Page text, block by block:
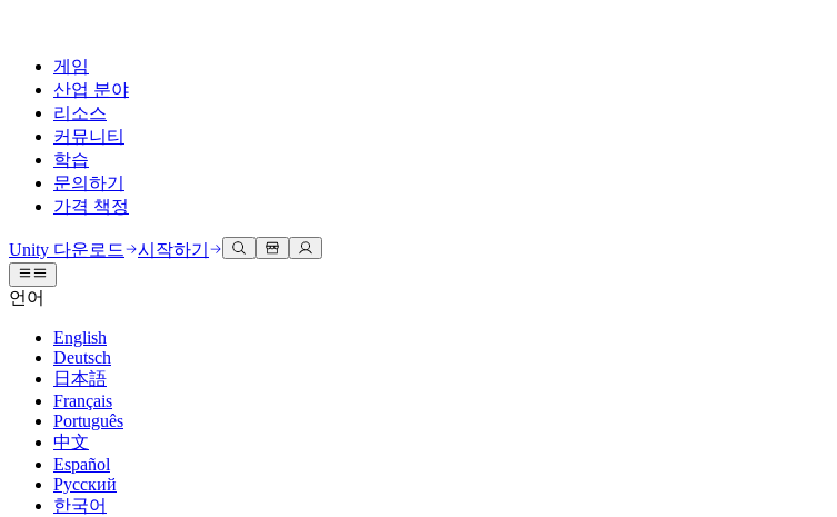
게임
산업 분야
리소스
커뮤니티
학습
문의하기
가격 책정
Unity 엔진
모든 플랫폼 위한 2D 및 3D 게임 제작
협업
팀과 함께 신속한 협업과 반복 작업을 수행하세요.
Unity 다운로드
플랜 및 가격
배포
3D 협업
실시간 3D 프로젝트 빌드 및 검토
몰입형 교육
몰입도 높은 환경 제작
고객 경험
인터랙티브 3D 경험 제작
산업 분야
기술 자료
공식 유저. '광고 지면'의 타겟 고객 매뉴얼 및 API 레퍼런스
개발자 툴
릴리스 버전 및 이슈 트래커
로드맵
예정된 기능 검토
토론
토론, 문제 해결, 소통
이벤트
글로벌 이벤트 및 현지 이벤트
커뮤니티 사례
Made with Unity
Unity 크리에이터 소개
Unity Learn
무료로 Unity 기술 마스터
전문 교육
Unity 강사와 함께 팀의 역량을 강화하세요
Unity 처음 사용하시나요
시작하기
학습 시작하기
도움 받기
성공을 위한 Unity
Success 플랜
전문가 지원을 통해 더 빠르게 목표 도달률 달성
일반적인 질문에 대한 답변
문의하기
Unity 다운로드 시작하기
언어
English
Deutsch
日本語
Français
Português
中文
Español
Русский
한국어